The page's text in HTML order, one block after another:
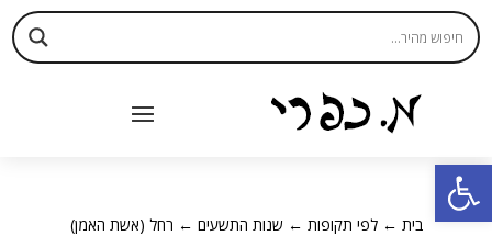
פתח סרגל נגישות
בית ←לפי תקופות ← שנות התשעים ← רחל (אשת האמן)